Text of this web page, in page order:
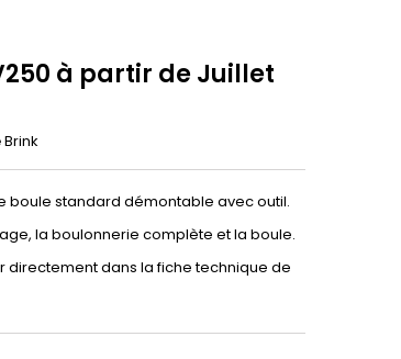
à partir de Juillet
Brink
boule standard démontable avec outil.
la boulonnerie complète et la boule.
directement dans la fiche technique de